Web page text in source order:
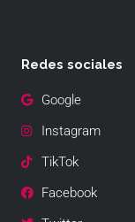
Redes sociales
Google
Instagram
TikTok
Facebook